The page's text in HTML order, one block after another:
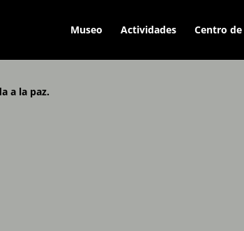
Museo Actividades Centro
a la paz.